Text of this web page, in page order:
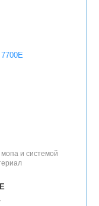
и системой